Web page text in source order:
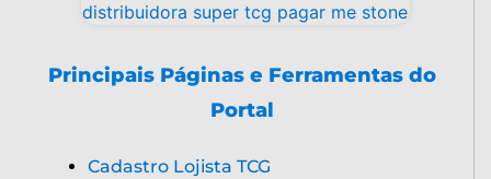
Principais Páginas e Ferramentas do
Portal
Cadastro Lojista TCG